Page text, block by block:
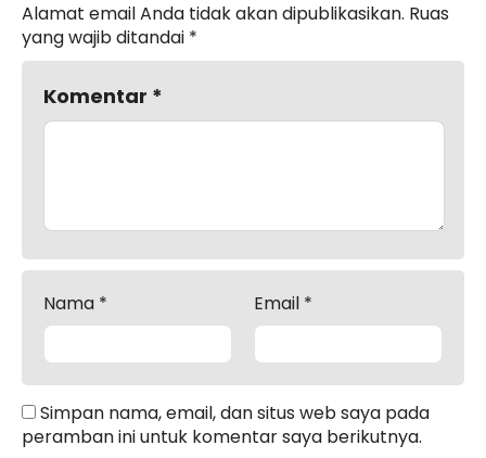
Alamat email Anda tidak akan dipublikasikan. Ruas
yang wajib ditandai *
Komentar *
Nama * Email *
Simpan nama, email, dan situs web saya pada
peramban ini untuk komentar saya berikutnya.